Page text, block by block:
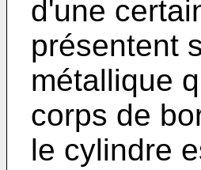
d'une
présentent
métallique
corps de
le cylindre